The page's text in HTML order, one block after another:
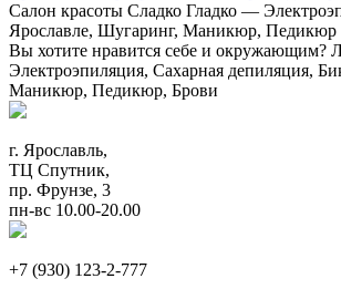
Салон красоты Сладко Гладко —
Ярославле, Шугаринг, Маникюр, Педикюр
Вы хотите нравится себе и окружающим?
Электроэпиляция, Сахарная депиляция,
Маникюр, Педикюр, Брови
г. Ярославль,
ТЦ Спутник,
пр. Фрунзе, 3
пн-вс 10.00-20.00
+7 (930) 123-2-777